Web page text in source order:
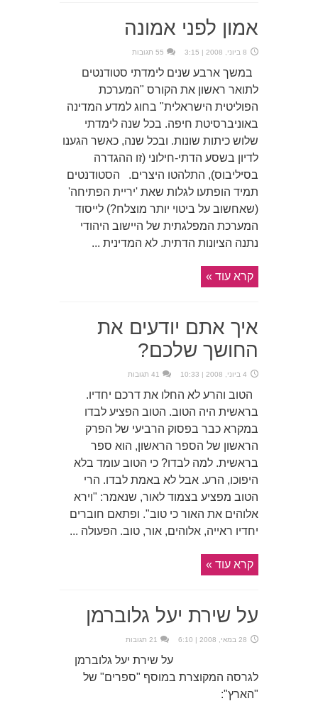
אמון לפני אמונה
8 ביוני, 2008 | 3:15 55 תגובות
במשך ארבע שנים לימדתי סטודנטים
לתואר ראשון את הקורס "המערכת
הפוליטית הישראלית" בחוג למדע המדינה
באוניברסיטת חיפה. בכל שנה לימדתי
שלוש כיתות שונות. ובכל שנה, כאשר הגענו
לדיון בשסע הדתי-חילוני (זו ההגדרה
בסיליבוס), התלהטו היצרים. הסטודנטים
תמיד הופתעו לגלות שאת 'יריית הפתיחה'
(שאחשוב על ביטוי יותר מוצלח?) לייסוד
המערכת המפלגתית של היישוב היהודי
נתנה הציונות הדתית. לא המדינית ...
קרא עוד »
איך אתם יודעים את
החושך שלכם?
4 ביוני, 2008 | 10:33 41 תגובות
הטוב והרע לא החלו את דרכם יחדיו.
בראשית היה הטוב. הטוב הפציע לבדו
במקרא כבר בפסוק הרביעי של הפרק
הראשון של הספר הראשון, הוא ספר
בראשית. למה לבדו? כי הטוב עומד בלא
היפוכו, הרע. אבל לא באמת לבדו. הרי
הטוב מפציע בצמוד לאור, שנאמר: "וירא
אלוהים את האור כי טוב". ופתאם חוברים
יחדיו ראייה, אלוהים, אור, טוב. הפעולה ...
קרא עוד »
על שירת יעל גלוברמן
28 במאי, 2008 | 6:10 21 תגובות
על שירת יעל גלוברמן
לגרסה המקוצרת במוסף "ספרים" של
"הארץ":